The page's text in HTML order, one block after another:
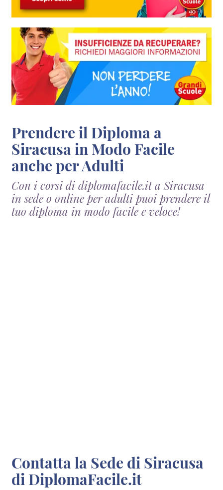
Prendere il Diploma a
Siracusa in Modo Facile
anche per Adulti
Con i corsi di diplomafacile.it a Siracusa
in sede o online per adulti puoi prendere il
tuo diploma in modo facile e veloce!
Contatta la Sede di Siracusa
di DiplomaFacile.it